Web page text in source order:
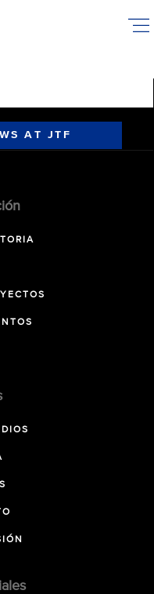
AT JTF